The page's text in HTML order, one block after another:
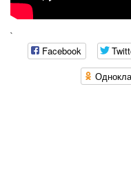
`
Facebook